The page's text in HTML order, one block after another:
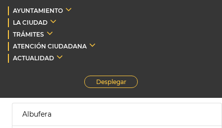
AYUNTAMIENTO
LA CIUDAD
TRÁMITES
ATENCIÓN CIUDADANA
ACTUALIDAD
Desplegar
Albufera